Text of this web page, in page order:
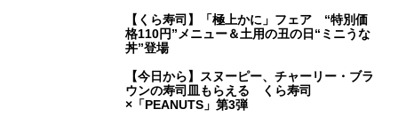
【くら寿司】「極上かに」フェア “特別価
格110円”メニュー＆土用の丑の日“ミニうな
丼”登場
【今日から】スヌーピー、チャーリー・ブラ
ウンの寿司皿もらえる くら寿司
×「PEANUTS」第3弾